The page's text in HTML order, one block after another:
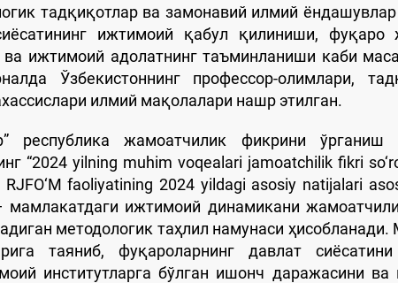
тадқиқотлар ва замонавий илмий ёндашувлар
ижтимоий қабул қилиниши, фуқаро
ижтимоий адолатнинг таъминланиши каби
Ўзбекистоннинг профессор-олимлари,
илмий мақолалари нашр этилган.
республика жамоатчилик фикрини ўрганиш
“2024 yilning muhim voqealari jamoatchilik fikri
faoliyatining 2024 yildagi asosiy natijalari
ижтимоий динамикани
методологик таҳлил намунаси
таяниб, фуқароларнинг давлат
институтларга бўлган ишонч даражасини ва